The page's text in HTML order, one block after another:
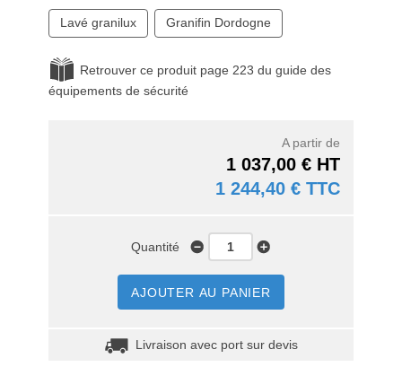
Lavé granilux Granifin Dordogne
Retrouver ce produit page 223 du guide des
équipements de sécurité
A partir de
1 037,00 € HT
1 244,40 € TTC
Quantité
AJOUTER AU PANIER
Livraison avec port sur devis